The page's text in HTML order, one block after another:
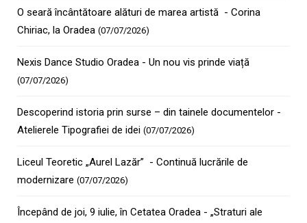
O seară încântătoare alături de marea artistă - Corina
Chiriac, la Oradea (07/07/2026)
Nexis Dance Studio Oradea - Un nou vis prinde viață
(07/07/2026)
Descoperind istoria prin surse – din tainele documentelor -
Atelierele Tipografiei de idei (07/07/2026)
Liceul Teoretic „Aurel Lazăr” - Continuă lucrările de
modernizare (07/07/2026)
Începând de joi, 9 iulie, în Cetatea Oradea - „Straturi ale